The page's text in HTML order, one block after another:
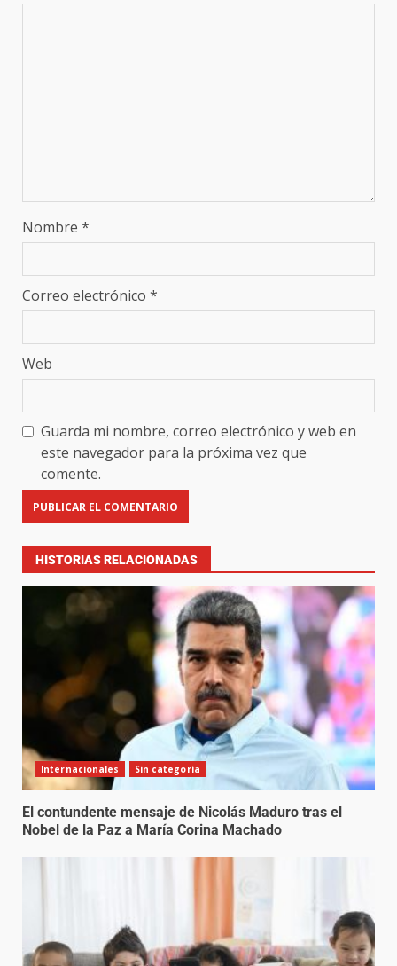
Nombre *
Correo electrónico *
Web
Guarda mi nombre, correo electrónico y web en
este navegador para la próxima vez que
comente.
HISTORIAS RELACIONADAS
Internacionales Sin categoría
El contundente mensaje de Nicolás Maduro tras el
Nobel de la Paz a María Corina Machado